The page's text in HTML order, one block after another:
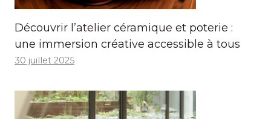
Découvrir l’atelier céramique et poterie :
une immersion créative accessible à tous
30 juillet 2025